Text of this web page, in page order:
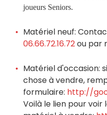
joueurs Seniors.
Matériel neuf:
06.66.72.16.72ou par
Matériel d'occasion:
chose à vendre,
formulaire: http://
Voilà le lien pour voir